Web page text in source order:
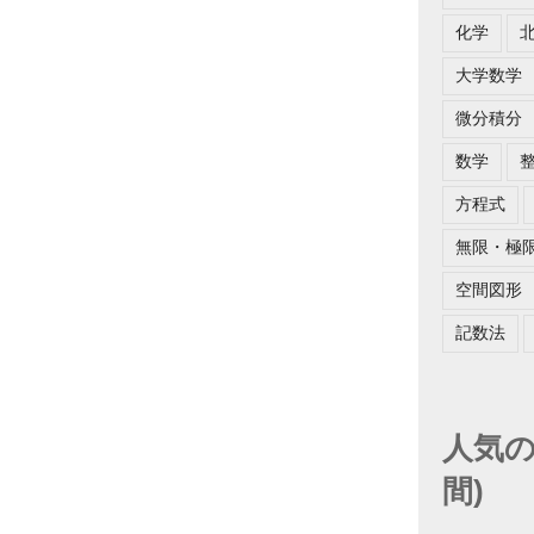
化学
大学数学
微分積分
数学
方程式
無限・極
空間図形
記数法
人気
間)